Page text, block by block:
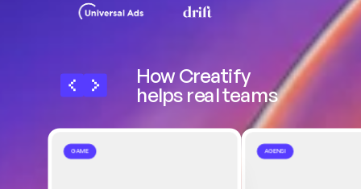
How Creatify
helps real teams
AGENSI
GAME